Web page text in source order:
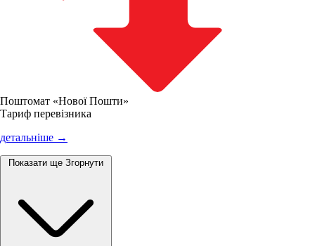
Поштомат «Нової Пошти»
Тариф перевізника
детальніше →
Показати ще Згорнути